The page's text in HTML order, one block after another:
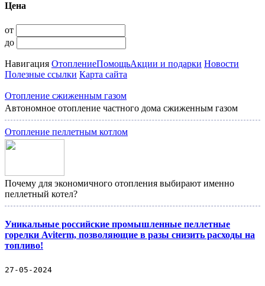
Цена
от
до
Навигация ОтоплениеПомощьАкции и подарки Новости
Полезные ссылки Карта сайта
Отопление сжиженным газом
Автономное отопление частного дома сжиженным газом
Отопление пеллетным котлом
Почему для экономичного отопления выбирают именно
пеллетный котел?
Уникальные российские промышленные пеллетные
горелки Aviterm, позволяющие в разы снизить расходы на
топливо!
27-05-2024